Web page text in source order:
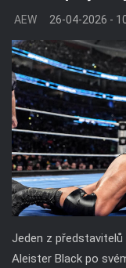
AEW 26-04-2026 -
Jeden z představitelů
Aleister Black po